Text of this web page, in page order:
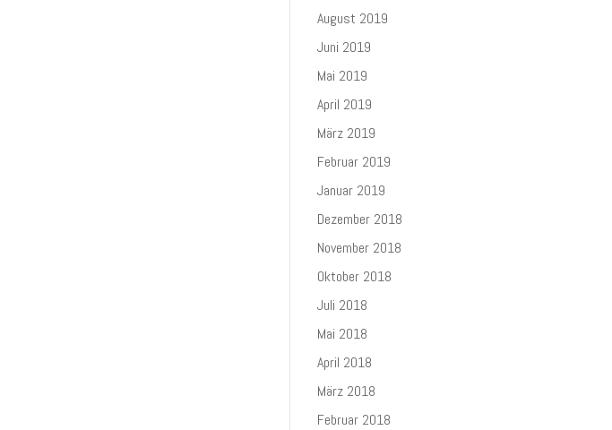
August 2019
Juni 2019
Mai 2019
April 2019
März 2019
Februar 2019
Januar 2019
Dezember 2018
November 2018
Oktober 2018
Juli 2018
Mai 2018
April 2018
März 2018
Februar 2018